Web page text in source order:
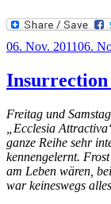
Veröffentlicht
06. Nov. 201106.
Insurrection
Freitag und
„Ecclesia
ganze Reihe sehr
kennengelernt.
am Leben wären,
war keineswegs